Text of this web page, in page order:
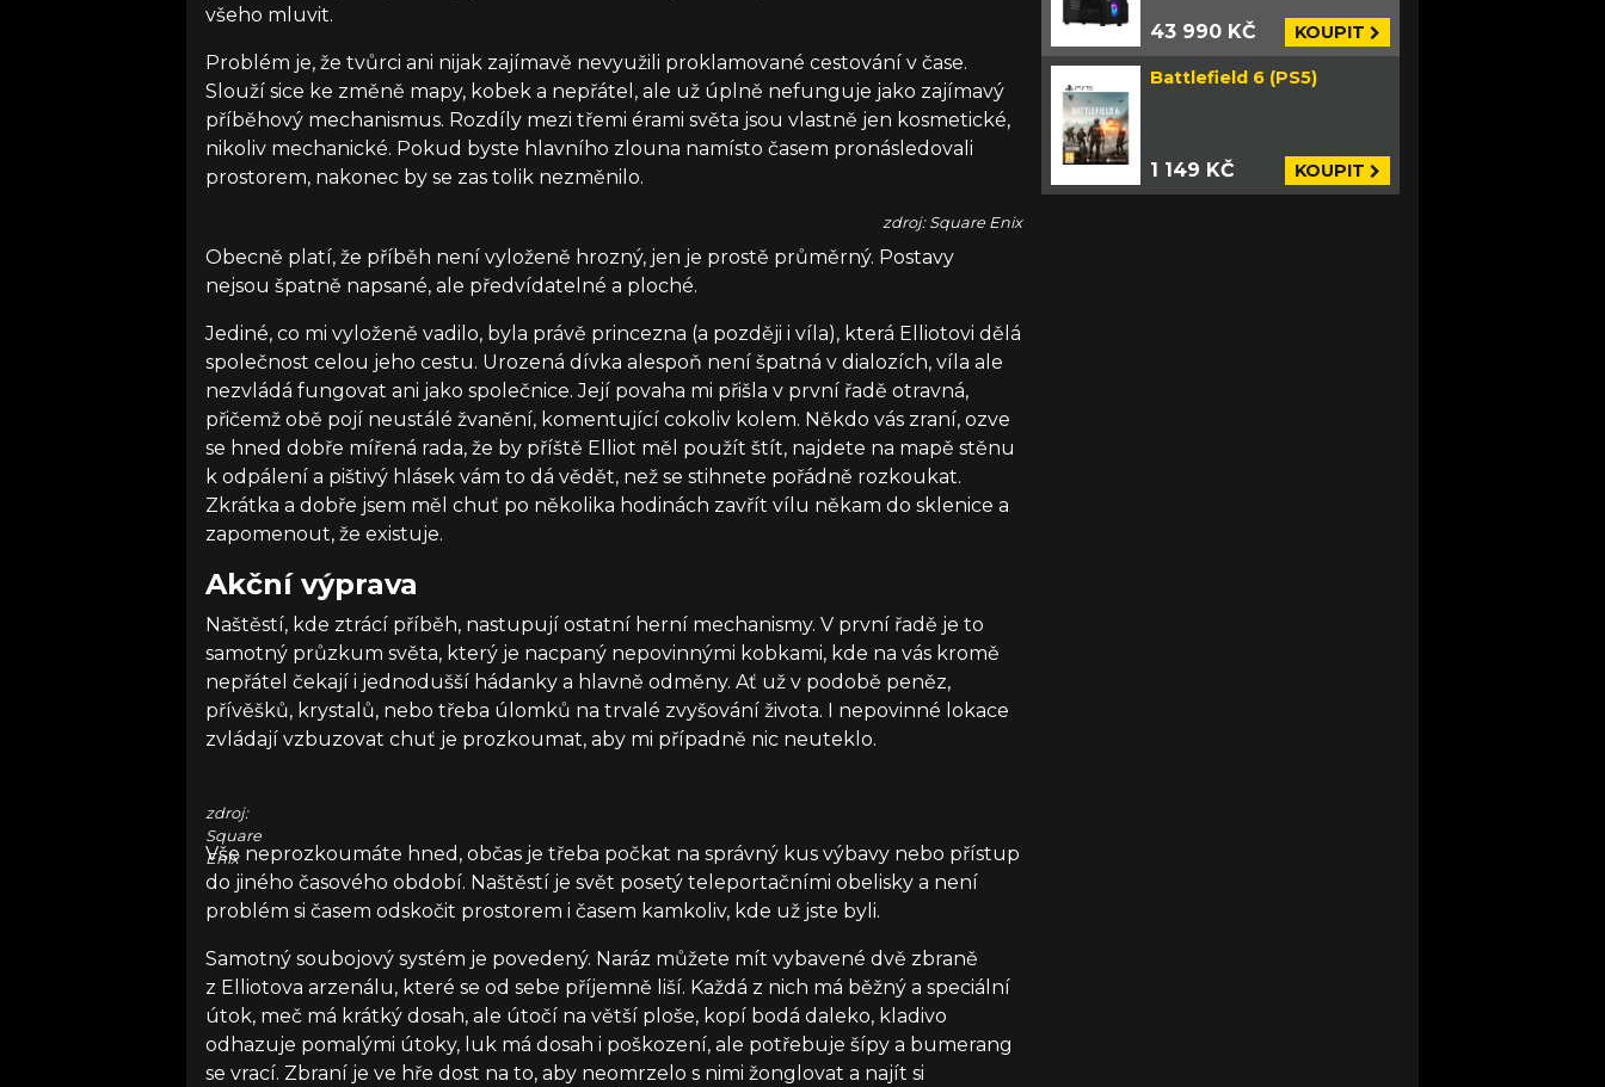
všeho mluvit.
Problém je, že tvůrci ani nijak zajímavě nevyužili proklamované cestování v čase.
Slouží sice ke změně mapy, kobek a nepřátel, ale už úplně nefunguje jako zajímavý
příběhový mechanismus. Rozdíly mezi třemi érami světa jsou vlastně jen kosmetické,
nikoliv mechanické. Pokud byste hlavního zlouna namísto časem pronásledovali
prostorem, nakonec by se zas tolik nezměnilo.
zdroj: Square Enix
Obecně platí, že příběh není vyloženě hrozný, jen je prostě průměrný. Postavy
nejsou špatně napsané, ale předvídatelné a ploché.
Jediné, co mi vyloženě vadilo, byla právě princezna (a později i víla), která Elliotovi dělá
společnost celou jeho cestu. Urozená dívka alespoň není špatná v dialozích, víla ale
nezvládá fungovat ani jako společnice. Její povaha mi přišla v první řadě otravná,
přičemž obě pojí neustálé žvanění, komentující cokoliv kolem. Někdo vás zraní, ozve
se hned dobře mířená rada, že by příště Elliot měl použít štít, najdete na mapě stěnu
k odpálení a pištivý hlásek vám to dá vědět, než se stihnete pořádně rozkoukat.
Zkrátka a dobře jsem měl chuť po několika hodinách zavřít vílu někam do sklenice a
zapomenout, že existuje.
Akční výprava
Naštěstí, kde ztrácí příběh, nastupují ostatní herní mechanismy. V první řadě je to
samotný průzkum světa, který je nacpaný nepovinnými kobkami, kde na vás kromě
nepřátel čekají i jednodušší hádanky a hlavně odměny. Ať už v podobě peněz,
přívěšků, krystalů, nebo třeba úlomků na trvalé zvyšování života. I nepovinné lokace
zvládají vzbuzovat chuť je prozkoumat, aby mi případně nic neuteklo.
zdroj:
Square
Enix
Vše neprozkoumáte hned, občas je třeba počkat na správný kus výbavy nebo přístup
do jiného časového období. Naštěstí je svět posetý teleportačními obelisky a není
problém si časem odskočit prostorem i časem kamkoliv, kde už jste byli.
Samotný soubojový systém je povedený. Naráz můžete mít vybavené dvě zbraně
z Elliotova arzenálu, které se od sebe příjemně liší. Každá z nich má běžný a speciální
útok, meč má krátký dosah, ale útočí na větší ploše, kopí bodá daleko, kladivo
odhazuje pomalými útoky, luk má dosah i poškození, ale potřebuje šípy a bumerang
se vrací. Zbraní je ve hře dost na to, aby neomrzelo s nimi žonglovat a najít si
43 990 KČ KOUPIT
Battlefield 6 (PS5)
1 149 KČ KOUPIT